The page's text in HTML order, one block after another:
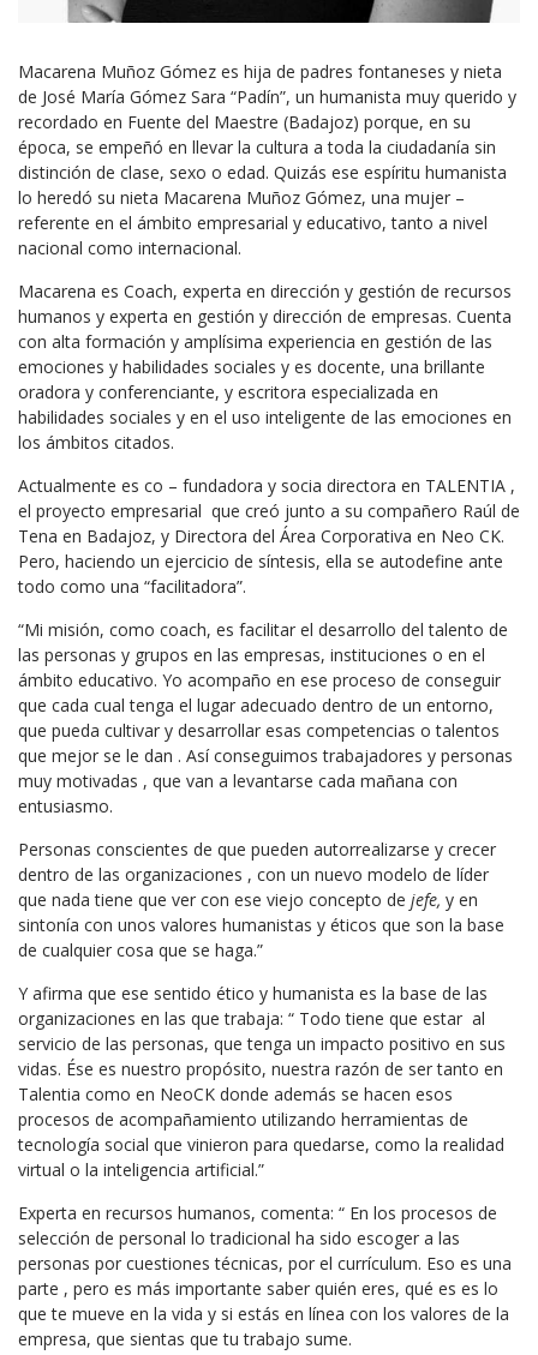
Macarena Muñoz Gómez es hija de padres fontaneses y nieta
de José María Gómez Sara “Padín”, un humanista muy querido y
recordado en Fuente del Maestre (Badajoz) porque, en su
época, se empeñó en llevar la cultura a toda la ciudadanía sin
distinción de clase, sexo o edad. Quizás ese espíritu humanista
lo heredó su nieta Macarena Muñoz Gómez, una mujer –
referente en el ámbito empresarial y educativo, tanto a nivel
nacional como internacional.
Macarena es Coach, experta en dirección y gestión de recursos
humanos y experta en gestión y dirección de empresas. Cuenta
con alta formación y amplísima experiencia en gestión de las
emociones y habilidades sociales y es docente, una brillante
oradora y conferenciante, y escritora especializada en
habilidades sociales y en el uso inteligente de las emociones en
los ámbitos citados.
Actualmente es co – fundadora y socia directora en TALENTIA ,
el proyecto empresarial que creó junto a su compañero Raúl de
Tena en Badajoz, y Directora del Área Corporativa en Neo CK.
Pero, haciendo un ejercicio de síntesis, ella se autodefine ante
todo como una “facilitadora”.
“Mi misión, como coach, es facilitar el desarrollo del talento de
las personas y grupos en las empresas, instituciones o en el
ámbito educativo. Yo acompaño en ese proceso de conseguir
que cada cual tenga el lugar adecuado dentro de un entorno,
que pueda cultivar y desarrollar esas competencias o talentos
que mejor se le dan . Así conseguimos trabajadores y personas
muy motivadas , que van a levantarse cada mañana con
entusiasmo.
Personas conscientes de que pueden autorrealizarse y crecer
dentro de las organizaciones , con un nuevo modelo de líder
que nada tiene que ver con ese viejo concepto de jefe, y en
sintonía con unos valores humanistas y éticos que son la base
de cualquier cosa que se haga.”
Y afirma que ese sentido ético y humanista es la base de las
organizaciones en las que trabaja: “ Todo tiene que estar al
servicio de las personas, que tenga un impacto positivo en sus
vidas. Ése es nuestro propósito, nuestra razón de ser tanto en
Talentia como en NeoCK donde además se hacen esos
procesos de acompañamiento utilizando herramientas de
tecnología social que vinieron para quedarse, como la realidad
virtual o la inteligencia artificial.”
Experta en recursos humanos, comenta: “ En los procesos de
selección de personal lo tradicional ha sido escoger a las
personas por cuestiones técnicas, por el currículum. Eso es una
parte , pero es más importante saber quién eres, qué es es lo
que te mueve en la vida y si estás en línea con los valores de la
empresa, que sientas que tu trabajo sume.